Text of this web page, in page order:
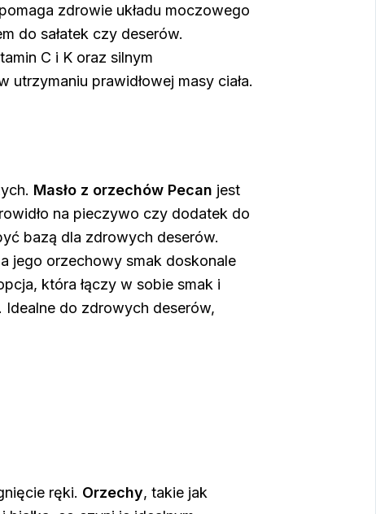
zdrowie układu moczowego
do sałatek czy deserów.
C i K oraz silnym
prawidłowej masy ciała.
Masło z orzechów Pecan jest
na pieczywo czy dodatek do
bazą dla zdrowych deserów.
jego orzechowy smak doskonale
która łączy w sobie smak i
Idealne do zdrowych deserów,
ręki. Orzechy, takie jak